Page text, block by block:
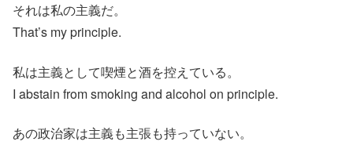
それは私の主義だ。
That’s my principle.
私は主義として喫煙と酒を控えている。
I abstain from smoking and alcohol on principle.
あの政治家は主義も主張も持っていない。